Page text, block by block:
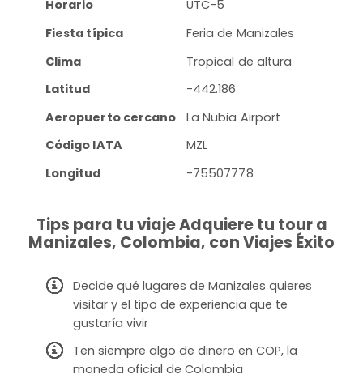
Horario
UTC-5
Fiesta típica
Feria de Manizales
Clima
Tropical de altura
Latitud
-442.186
Aeropuerto cercano
La Nubia Airport
Código IATA
MZL
Longitud
-75507778
Tips para tu viaje Adquiere tu tour a
Manizales, Colombia, con Viajes Éxito
Decide qué lugares de Manizales quieres
visitar y el tipo de experiencia que te
gustaría vivir
Ten siempre algo de dinero en COP, la
moneda oficial de Colombia